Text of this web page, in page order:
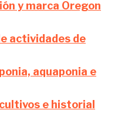
y marca Oregon
actividades de
aquaponia e
e historial